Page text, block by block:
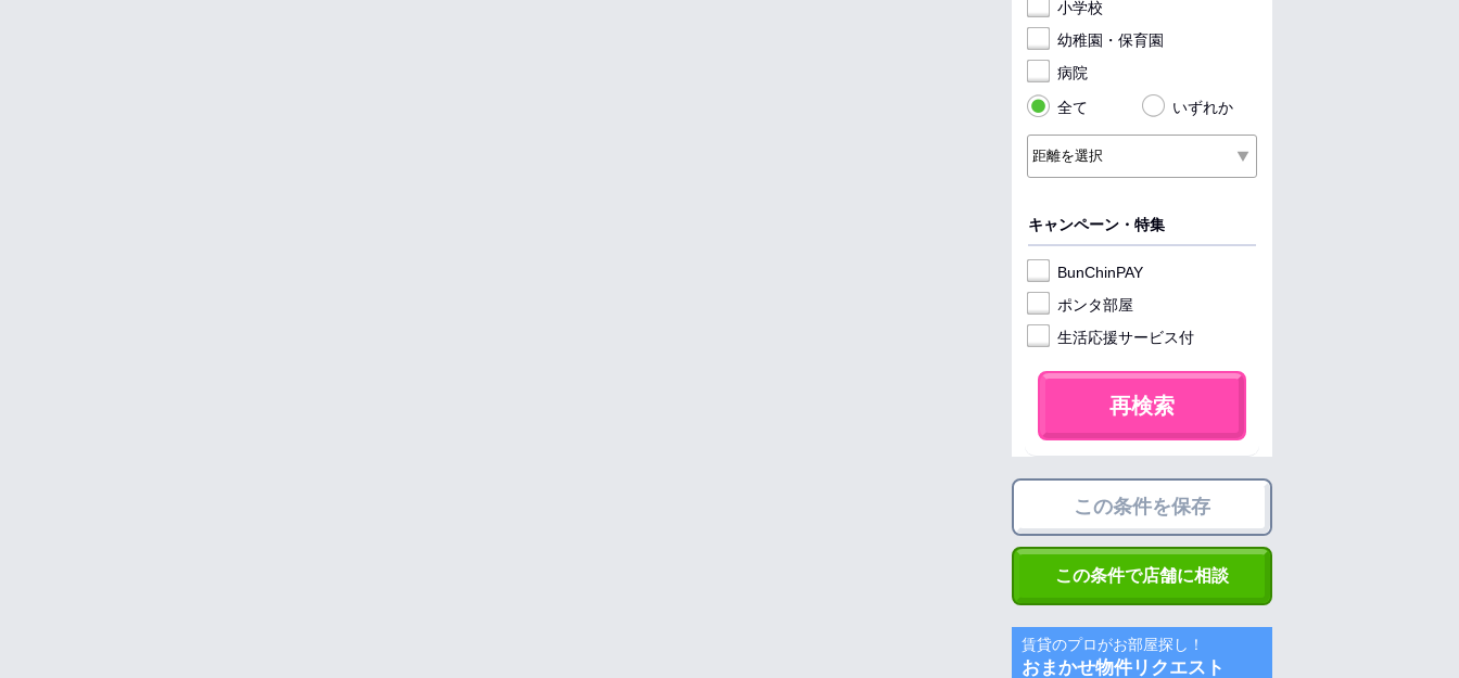
小学校
幼稚園・保育園
病院
全て
いずれか
キャンペーン・特集
BunChinPAY
ポンタ部屋
生活応援サービス付
再検索
この条件を保存
この条件で店舗に相談
賃貸のプロがお部屋探し！
おまかせ物件リクエスト